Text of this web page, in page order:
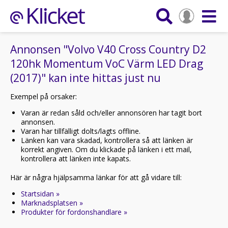
Annonsen "Volvo V40 Cross Country D2
120hk Momentum VoC Värm LED Drag
(2017)" kan inte hittas just nu
Exempel på orsaker:
Varan är redan såld och/eller annonsören har tagit bort
annonsen.
Varan har tillfälligt dolts/lagts offline.
Länken kan vara skadad, kontrollera så att länken är
korrekt angiven. Om du klickade på länken i ett mail,
kontrollera att länken inte kapats.
Här är några hjälpsamma länkar för att gå vidare till:
Startsidan »
Marknadsplatsen »
Produkter för fordonshandlare »